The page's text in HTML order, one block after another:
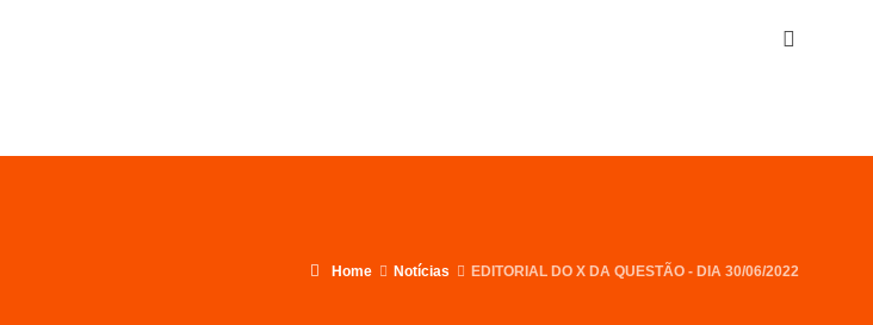
Home Notícias EDITORIAL DO X DA QUESTÃO - DIA 30/06/2022